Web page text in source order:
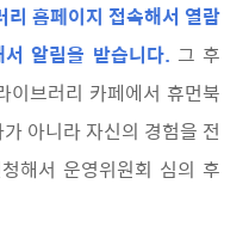
홈페이지 접속해서 열람
알림을 받습니다. 그 후
이브러리 카페에서 휴먼북
아니라 자신의 경험을 전
해서 운영위원회 심의 후